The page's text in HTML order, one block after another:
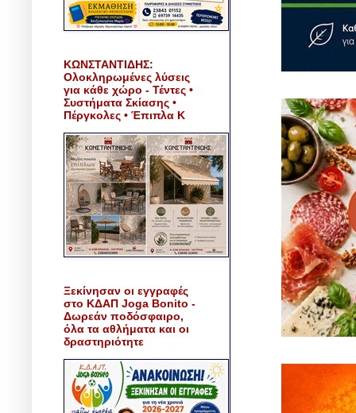
ΚΩΝΣΤΑΝΤΙΔΗΣ:
Ολοκληρωμένες λύσεις
για κάθε χώρο - Τέντες •
Συστήματα Σκίασης •
Πέργκολες • Έπιπλα Κ
Ξεκίνησαν οι εγγραφές
στο ΚΔΑΠ Joga Bonito -
Δωρεάν ποδόσφαιρο,
όλα τα αθλήματα και οι
δραστηριότητε